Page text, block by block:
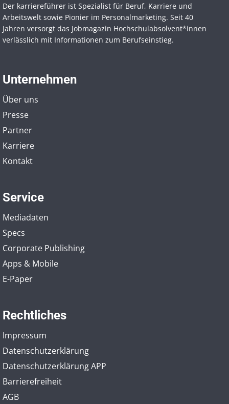
Der karriereführer ist Spezialist für Beruf, Karriere und
Arbeitswelt sowie Pionier im Personal­marketing. Seit 40
Jahren versorgt das Jobmagazin Hochschul­absolvent*innen
verlässlich mit Informationen zum Berufseinstieg.
Unternehmen
Über uns
Presse
Partner
Karriere
Kontakt
Service
Mediadaten
Specs
Corporate Publishing
Apps & Mobile
E-Paper
Rechtliches
Impressum
Datenschutzerklärung
Datenschutzerklärung APP
Barrierefreiheit
AGB